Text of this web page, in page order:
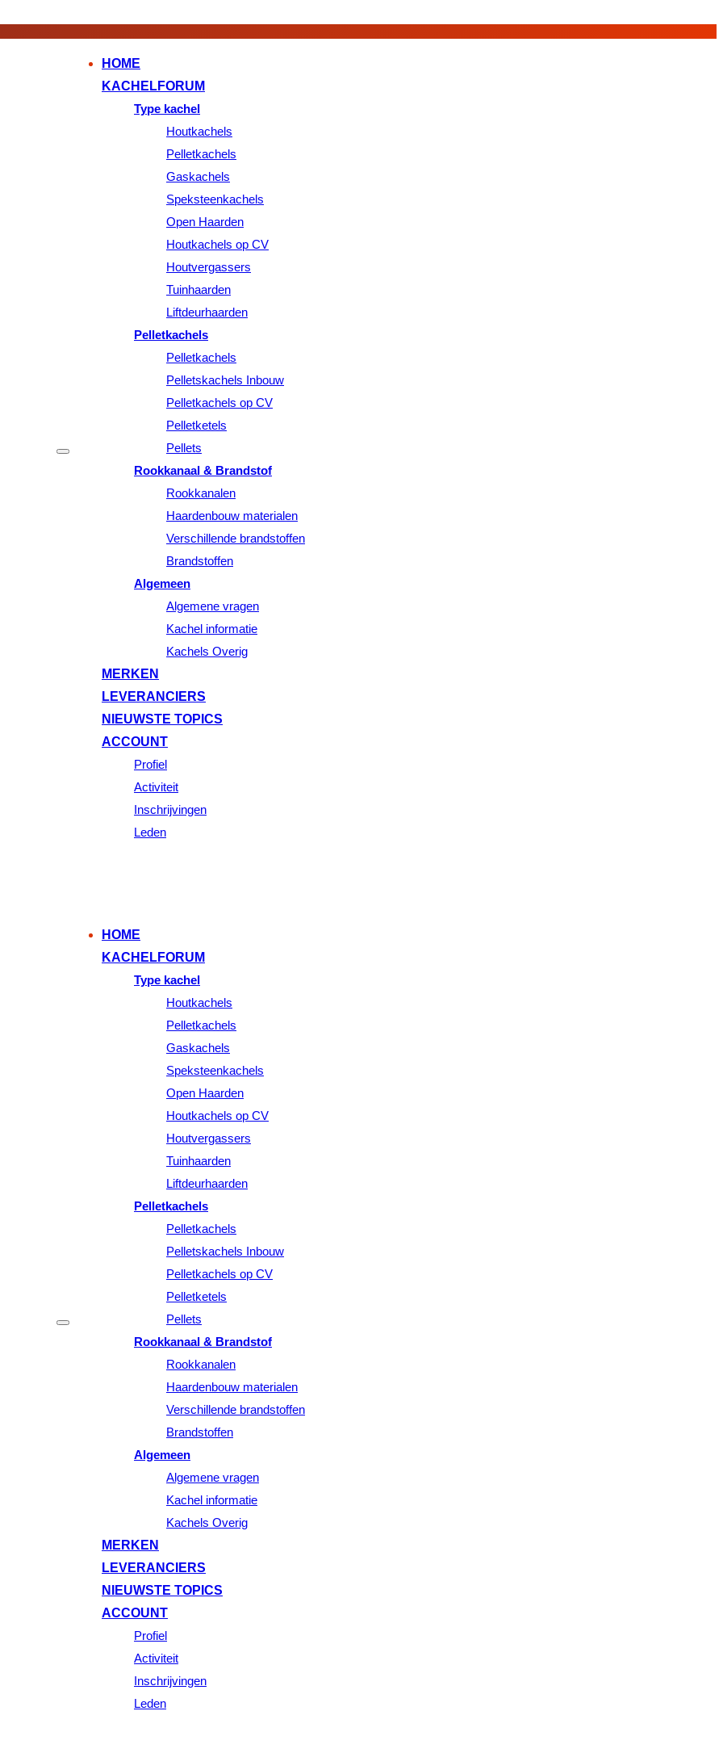
HOME
KACHELFORUM
Type kachel
Houtkachels
Pelletkachels
Gaskachels
Speksteenkachels
Open Haarden
Houtkachels op CV
Houtvergassers
Tuinhaarden
Liftdeurhaarden
Pelletkachels
Pelletkachels
Pelletskachels Inbouw
Pelletkachels op CV
Pelletketels
Pellets
Rookkanaal & Brandstof
Rookkanalen
Haardenbouw materialen
Verschillende brandstoffen
Brandstoffen
Algemeen
Algemene vragen
Kachel informatie
Kachels Overig
MERKEN
LEVERANCIERS
NIEUWSTE TOPICS
ACCOUNT
Profiel
Activiteit
Inschrijvingen
Leden
HOME
KACHELFORUM
Type kachel
Houtkachels
Pelletkachels
Gaskachels
Speksteenkachels
Open Haarden
Houtkachels op CV
Houtvergassers
Tuinhaarden
Liftdeurhaarden
Pelletkachels
Pelletkachels
Pelletskachels Inbouw
Pelletkachels op CV
Pelletketels
Pellets
Rookkanaal & Brandstof
Rookkanalen
Haardenbouw materialen
Verschillende brandstoffen
Brandstoffen
Algemeen
Algemene vragen
Kachel informatie
Kachels Overig
MERKEN
LEVERANCIERS
NIEUWSTE TOPICS
ACCOUNT
Profiel
Activiteit
Inschrijvingen
Leden